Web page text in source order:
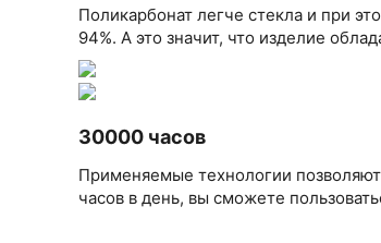
Поликарбонат легче стекла и при
94%. А это значит, что изделие
30000 часов
Применяемые технологии
часов в день, вы сможете